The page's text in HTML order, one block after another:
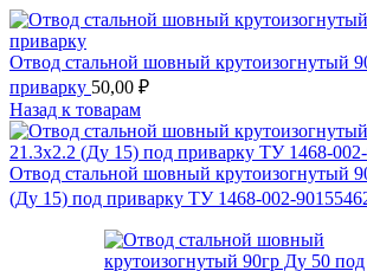
Отвод стальной шовный крутоизогнутый
приварку 50,00 ₽
Назад к товарам
Отвод стальной шовный крутоизогнутый
(Ду 15) под приварку ТУ 1468-002-